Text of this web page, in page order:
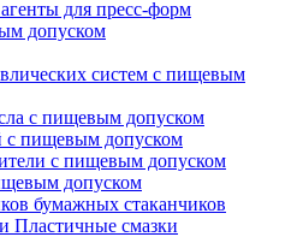
для пресс-форм
допуском
систем с пищевым
с пищевым допуском
с пищевым допуском
с пищевым допуском
допуском
бумажных стаканчиков
Пластичные смазки